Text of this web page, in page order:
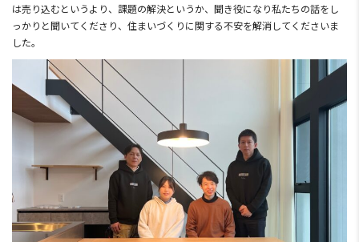
は売り込むというより、課題の解決というか、聞き役になり私たちの話をし
っかりと聞いてくださり、住まいづくりに関する不安を解消してくださいま
した。